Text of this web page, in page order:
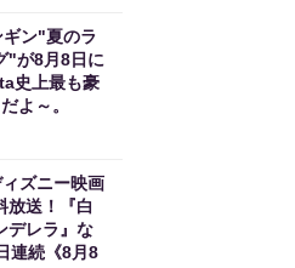
ン"夏のラ
"が8月8日に
史上最も豪
よ～。
ズニー映画
放送！『白
デレラ』な
連続《8月8